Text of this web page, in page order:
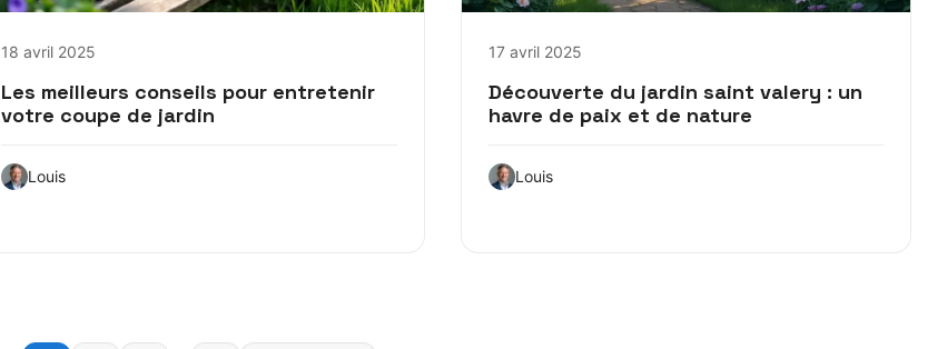
18 avril 2025
Les meilleurs conseils pour entretenir
votre coupe de jardin
Louis
17 avril 2025
Découverte du jardin saint valery : un
havre de paix et de nature
Louis